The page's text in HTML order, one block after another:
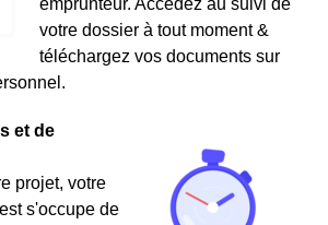
emprunteur. Accédez au suivi de
votre dossier à tout moment &
téléchargez vos documents sur
et de
projet, votre
s'occupe de